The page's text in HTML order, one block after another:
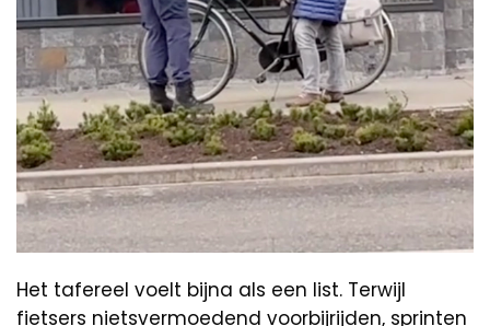
Het tafereel voelt bijna als een list. Terwijl
fietsers nietsvermoedend voorbijrijden, sprinten